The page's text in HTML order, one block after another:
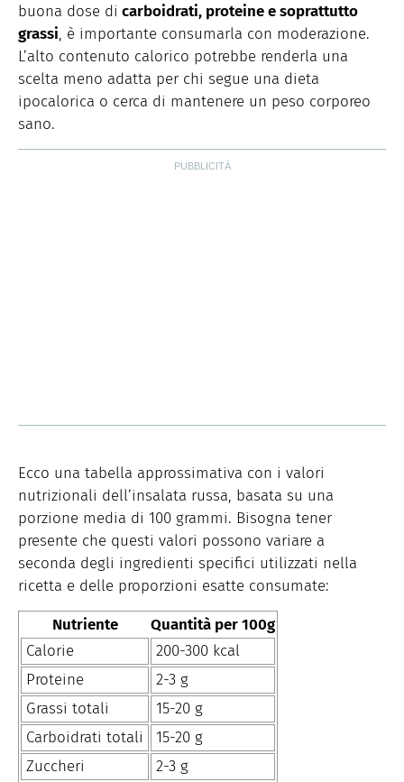
buona dose di carboidrati, proteine e soprattutto
grassi, è importante consumarla con moderazione.
L’alto contenuto calorico potrebbe renderla una
scelta meno adatta per chi segue una dieta
ipocalorica o cerca di mantenere un peso corporeo
sano.
Ecco una tabella approssimativa con i valori
nutrizionali dell’insalata russa, basata su una
porzione media di 100 grammi. Bisogna tener
presente che questi valori possono variare a
seconda degli ingredienti specifici utilizzati nella
ricetta e delle proporzioni esatte consumate:
Nutriente
Quantità per 100g
Calorie
200-300 kcal
Proteine
2-3 g
Grassi totali
15-20 g
Carboidrati totali
15-20 g
Zuccheri
2-3 g